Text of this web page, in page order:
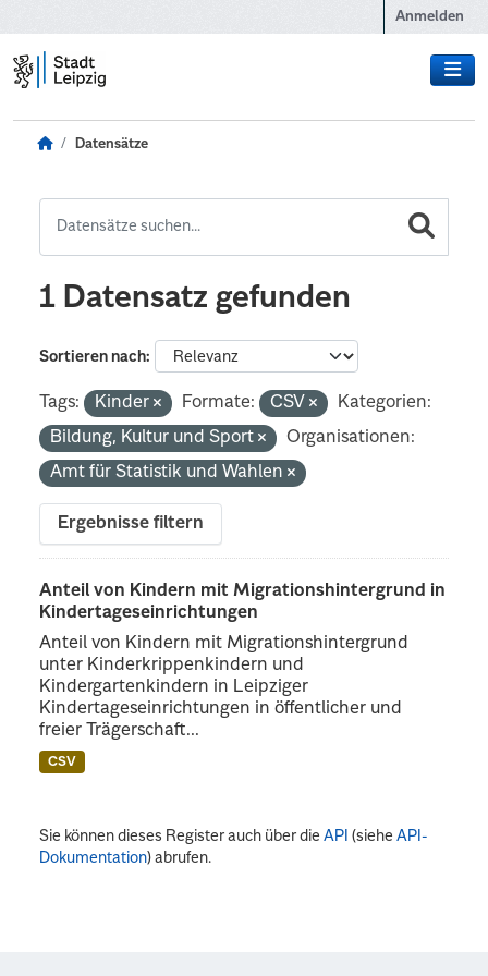
Anmelden
Datensätze
1 Datensatz gefunden
Sortieren nach
Tags: Kinder Formate: CSV
Kategorien:
Bildung, Kultur und Sport
Organisationen:
Amt für Statistik und Wahlen
Ergebnisse filtern
Anteil von Kindern mit Migrationshintergrund in
Kindertageseinrichtungen
Anteil von Kindern mit Migrationshintergrund
unter Kinderkrippenkindern und
Kindergartenkindern in Leipziger
Kindertageseinrichtungen in öffentlicher und
freier Trägerschaft...
CSV
Sie können dieses Register auch über dieAPI (sieheAPI-
Dokumentation) abrufen.